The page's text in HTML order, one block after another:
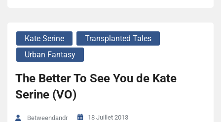
Kate Serine
Transplanted Tales
Urban Fantasy
The Better To See You de Kate
Serine (VO)
Betweendandr 18 Juillet 2013